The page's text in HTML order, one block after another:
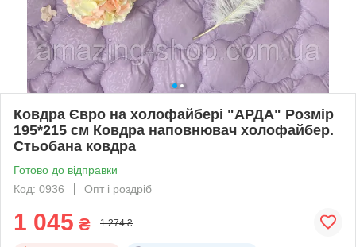
Ковдра Євро на холофайбері "АРДА" Розмір
195*215 см Ковдра наповнювач холофайбер.
Стьобана ковдра
Готово до відправки
Код: 0936
Опт і роздріб
1 045 ₴ 1 274 ₴